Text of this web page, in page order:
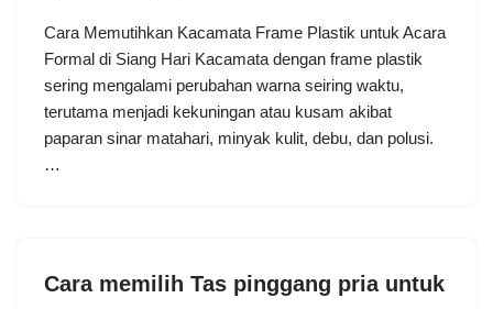
Cara Memutihkan Kacamata Frame Plastik untuk Acara
Formal di Siang Hari Kacamata dengan frame plastik
sering mengalami perubahan warna seiring waktu,
terutama menjadi kekuningan atau kusam akibat
paparan sinar matahari, minyak kulit, debu, dan polusi.
…
Cara memilih Tas pinggang pria untuk